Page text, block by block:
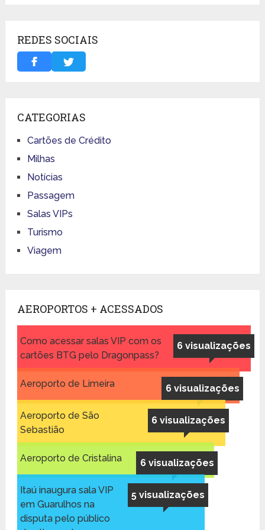
REDES SOCIAIS
CATEGORIAS
Cartões de Crédito
Milhas
Notícias
Passagem
Salas VIPs
Turismo
Viagem
AEROPORTOS + ACESSADOS
6 visualizações
Como acessar salas VIP com os
cartões BTG pelo Dragonpass?
6 visualizações
Aeroporto de Limeira
6 visualizações
Aeroporto de São
Sebastião
6 visualizações
Aeroporto de Cristalina
5 visualizações
Itaú inaugura sala VIP
em Guarulhos na
disputa pelo público